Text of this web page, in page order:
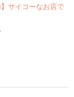
サイコーなお店で